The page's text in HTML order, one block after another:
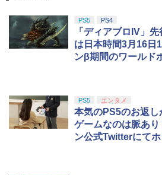
PS5 PS4
「ディアブロIV」
は日本時間3月16日
ンβ期間のワールド
PS5 エンタメ
本気のPS5のお返し
ゲームなのは脈あ
ン公式Twitterにて